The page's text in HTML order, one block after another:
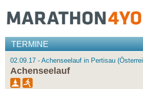
TERMINE
02.09.17 - Achenseelauf in Pertisau
Achenseelauf